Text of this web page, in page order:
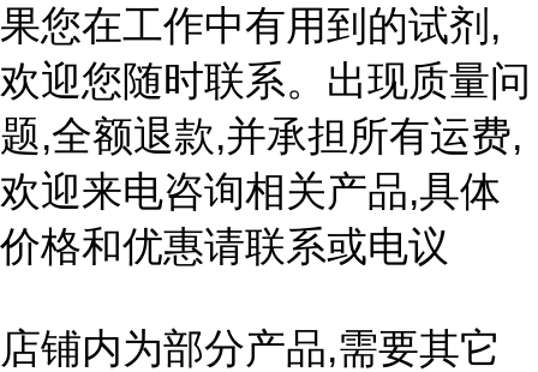
果您在工作中有用到的试剂,
欢迎您随时联系。出现质量问
题,全额退款,并承担所有运费,
欢迎来电咨询相关产品,具体
价格和优惠请联系或电议
店铺内为部分产品,需要其它